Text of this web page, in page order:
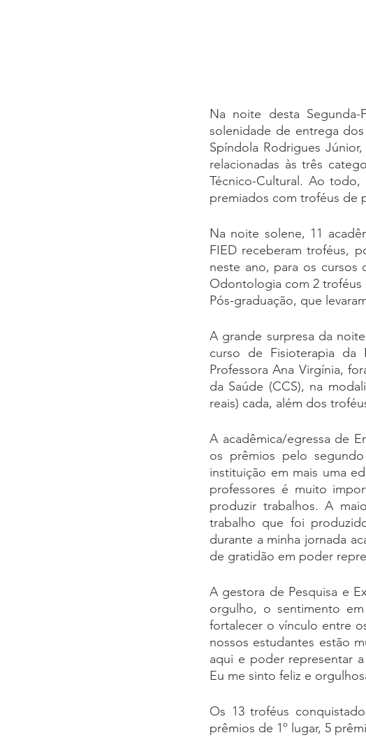
Na noite desta
solenidade de entrega
Spíndola Rodrigues
relacionadas às três
Técnico-Cultural. Ao todo,
premiados com troféus de
Na noite solene, 11
FIED receberam troféus,
neste ano, para os cursos
Odontologia com 2 troféus
Pós-graduação, que
A grande surpresa da
curso de Fisioterapia da
Professora Ana Virgínia,
da Saúde (CCS), na
reais) cada, além dos
A acadêmica/egressa de
os prêmios pelo
instituição em mais uma
professores é muito
produzir trabalhos. A
trabalho que foi
durante a minha jornada
de gratidão em poder
A gestora de Pesquisa e
orgulho, o sentimento
fortalecer o vínculo entre
nossos estudantes estão
aqui e poder representar
Eu me sinto feliz e
Os 13 troféus
prêmios de 1º lugar, 5